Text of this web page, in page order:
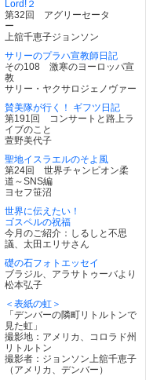
Lord!２
第32回 アグリーセータ
ー
上舘千恵子ジョンソン
サリーのプラハ宣教師日記
その108 激寒のヨーロッパ宣
教
サリー・ヤクサロジェノヴァー
賛美隊が行く！ ギフツ日記
第191回 コンサートと路上ラ
イブのこと
萱野美代子
聖地イスラエルのそよ風
第24回 世界チャンピオン柔
道～SNS編
ヨセフ笹沼
世界に伝えたい！
ゴスペルの祝福
今月のご紹介：しるしと不思
議、太田エリサさん
礎の石フォトエッセイ
ブラジル、アラサトゥーバより
松本弘子
＜表紙の虹＞
「デンバーの隣町リトルトンで
見た虹」
撮影地：アメリカ、コロラド州
リトルトン
撮影者：ジョンソン上舘千恵子
（アメリカ、デンバー）